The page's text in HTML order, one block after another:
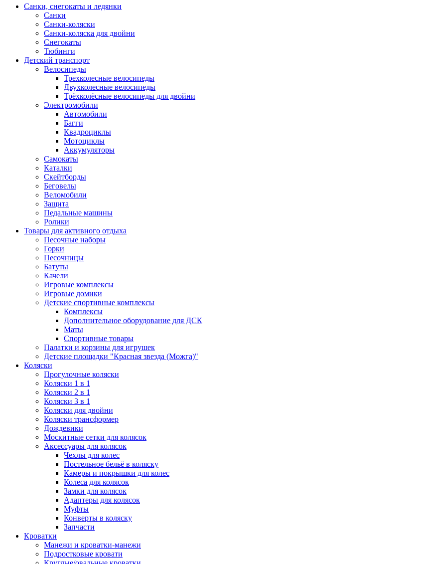
Санки, снегокаты и ледянки
Санки
Санки-коляски
Санки-коляска для двойни
Снегокаты
Тюбинги
Детский транспорт
Велосипеды
Трехколесные велосипеды
Двухколесные велосипеды
Трёхколёсные велосипеды для двойни
Электромобили
Автомобили
Багги
Квадроциклы
Мотоциклы
Аккумуляторы
Самокаты
Каталки
Скейтборды
Беговелы
Веломобили
Защита
Педальные машины
Ролики
Товары для активного отдыха
Песочные наборы
Горки
Песочницы
Батуты
Качели
Игровые комплексы
Игровые домики
Детские спортивные комплексы
Комплексы
Дополнительное оборудование для ДСК
Маты
Спортивные товары
Палатки и корзины для игрушек
Детские площадки "Красная звезда (Можга)"
Коляски
Прогулочные коляски
Коляски 1 в 1
Коляски 2 в 1
Коляски 3 в 1
Коляски для двойни
Коляски трансформер
Дождевики
Москитные сетки для колясок
Аксессуары для колясок
Чехлы для колес
Постельное бельё в коляску
Камеры и покрышки для колес
Колеса для колясок
Замки для колясок
Адаптеры для колясок
Муфты
Конверты в коляску
Запчасти
Кроватки
Манежи и кроватки-манежи
Подростковые кровати